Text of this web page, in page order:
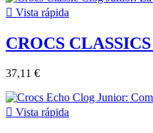
 Vista rápida
CROCS
37,11 €
 Vista rápida